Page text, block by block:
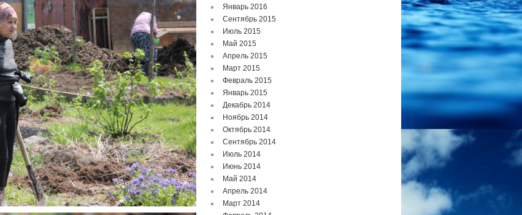
Январь 2016
Сентябрь 2015
Июль 2015
Май 2015
Апрель 2015
Март 2015
Февраль 2015
Январь 2015
Декабрь 2014
Ноябрь 2014
Октябрь 2014
Сентябрь 2014
Июль 2014
Июнь 2014
Май 2014
Апрель 2014
Март 2014